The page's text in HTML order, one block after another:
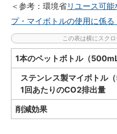
＜参考：環境省リユース可
プ・マイボトルの使用に係
1本のペットボトル（
ステンレス製マイボトル
1回あたりのCO2排出量
削減効果